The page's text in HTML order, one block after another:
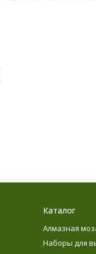
Каталог
Алмазная
Наборы для